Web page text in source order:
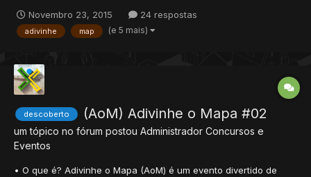
Funcionamento • Cada edição do AoM abriga um tema
específico de um mapa, uma primeira imagem é adicionada ao
Novembro 23, 2015 24 respostas
adivinhe map (e 5 mais)
descoberto (AoM) Adivinhe o Mapa #02
um tópico no fórum postou Administrador Concursos e
Eventos
• O que é? Adivinhe o Mapa (AoM) é um evento divertido de